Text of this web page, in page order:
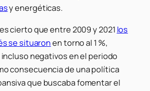
y energéticas.
cierto que entre 2009 y 2021 los
se situaronen torno al 1 %,
negativos en el periodo
consecuencia de una política
que buscaba fomentar el